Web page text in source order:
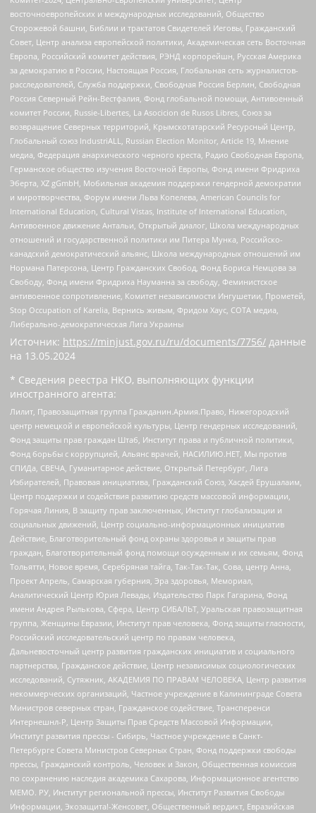
восточноевропейских и международных исследований, Общество
Сторожевой башни, Библии и трактатов Свидетелей Иеговы, Гражданский
Совет, Центр анализа европейской политики, Академическая сеть Восточная
Европа, Российский комитет действия, РЭНД корпорейшн, Русская Америка
за демократию в России, Настоящая Россия, Глобальная сеть журналистов-
расследователей, Служба поддержки, Свободная Россия Берлин, Свободная
Россия Северный Рейн-Вестфалия, Фонд глобальной помощи, Антивоенный
комитет России, Russie-Libertes, La Asocicion de Rusos Libres, Союз за
возвращение Северных территорий, Крымскотатарский Ресурсный Центр,
Глобальный союз IndustriALL, Russian Election Monitor, Article 19, Мнение
медиа, Федерация анархического черного креста, Радио Свободная Европа,
Германское общество изучения Восточной Европы, Фонд имени Фридриха
Эберта, XZ gGmbH, Мобильная академия поддержки гендерной демократии
и миротворчества, Форум имени Льва Копелева, American Councils for
International Education, Cultural Vistas, Institute of International Education,
Антивоенное движение Антальи, Открытый диалог, Школа международных
отношений и государственной политики им Питера Мунка, Российско-
канадский демократический альянс, Школа международных отношений им
Нормана Патерсона, Центр Гражданских Свобод, Фонд Бориса Немцова за
Свободу, Фонд имени Фридриха Науманна за свободу, Феминистское
антивоенное сопротивление, Комитет независимости Ингушетии, Прометей,
Stop Occupation of Karelia, Вернись живым, Фридом Хаус, СОТА медиа,
Либерально-демократическая Лига Украины
Источник: https://minjust.gov.ru/ru/documents/7756/ данные
на 13.05.2024
* Сведения реестра НКО, выполняющих функции
иностранного агента:
Лилит, Правозащитная группа Гражданин.Армия.Право, Нижегородский
центр немецкой и европейской культуры, Центр гендерных исследований,
Фонд защиты прав граждан Штаб, Институт права и публичной политики,
Фонд борьбы с коррупцией, Альянс врачей, НАСИЛИЮ.НЕТ, Мы против
СПИДа, СВЕЧА, Гуманитарное действие, Открытый Петербург, Лига
Избирателей, Правовая инициатива, Гражданский Союз, Хасдей Ерушалаим,
Центр поддержки и содействия развитию средств массовой информации,
Горячая Линия, В защиту прав заключенных, Институт глобализации и
социальных движений, Центр социально-информационных инициатив
Действие, Благотворительный фонд охраны здоровья и защиты прав
граждан, Благотворительный фонд помощи осужденным и их семьям, Фонд
Тольятти, Новое время, Серебряная тайга, Так-Так-Так, Сова, центр Анна,
Проект Апрель, Самарская губерния, Эра здоровья, Мемориал,
Аналитический Центр Юрия Левады, Издательство Парк Гагарина, Фонд
имени Андрея Рылькова, Сфера, Центр СИБАЛЬТ, Уральская правозащитная
группа, Женщины Евразии, Институт прав человека, Фонд защиты гласности,
Российский исследовательский центр по правам человека,
Дальневосточный центр развития гражданских инициатив и социального
партнерства, Гражданское действие, Центр независимых социологических
исследований, Сутяжник, АКАДЕМИЯ ПО ПРАВАМ ЧЕЛОВЕКА, Центр развития
некоммерческих организаций, Частное учреждение в Калининграде Совета
Министров северных стран, Гражданское содействие, Трансперенси
Интернешнл-Р, Центр Защиты Прав Средств Массовой Информации,
Институт развития прессы - Сибирь, Частное учреждение в Санкт-
Петербурге Совета Министров Северных Стран, Фонд поддержки свободы
прессы, Гражданский контроль, Человек и Закон, Общественная комиссия
по сохранению наследия академика Сахарова, Информационное агентство
МЕМО. РУ, Институт региональной прессы, Институт Развития Свободы
Информации, Экозащита!-Женсовет, Общественный вердикт, Евразийская